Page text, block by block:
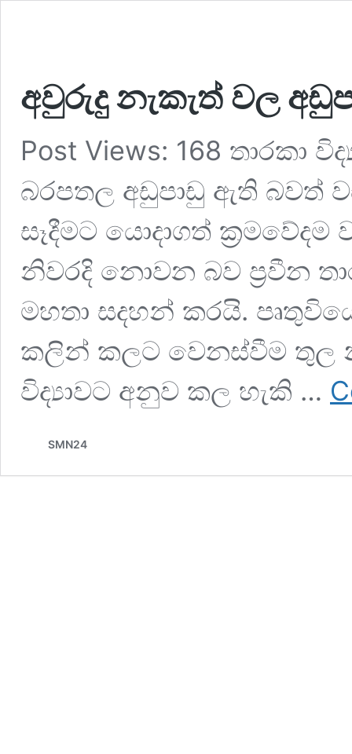
අවුරුදු නැකැත් වල
Post Views: 168 තාරකා
බරපතල අඩුපාඩු ඇති බවත්
සෑදීමට යොදාගත්
නිවරදි නොවන බව ප්‍රවීන
මහතා සදහන් කරයි.
කලින් කලට වෙනස්වීම තුල
විද්‍යාවට අනුව කල හැකි …
SMN24